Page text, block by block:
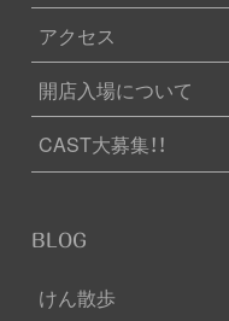
アクセス
開店入場について
CAST大募集！！
BLOG
けん散歩